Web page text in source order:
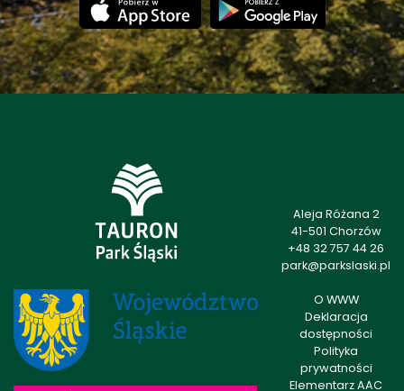
Aleja Różana 2
41-501 Chorzów
+48 32 757 44 26
park@parkslaski.pl
O WWW
Deklaracja
dostępności
Polityka
prywatności
Elementarz AAC